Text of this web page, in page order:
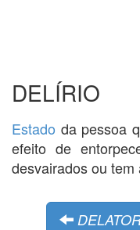
DELÍRIO
Estado da pessoa
efeito de
desvairados ou tem